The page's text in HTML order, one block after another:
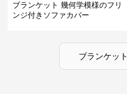
ブランケット 幾何学模様のフリ
ンジ付きソファカバー
ブランケット